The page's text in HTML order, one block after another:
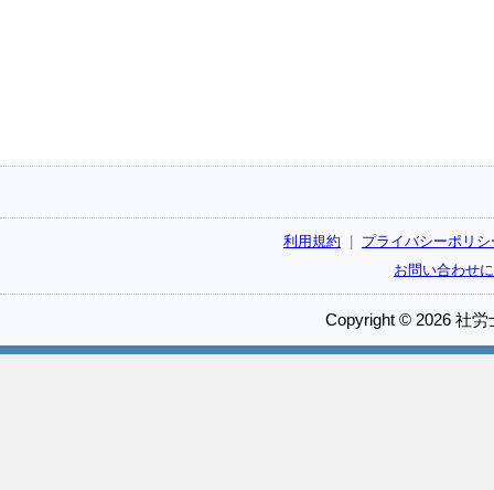
利用規約
プライバシーポリシ
お問い合わせ
Copyright © 2026 社